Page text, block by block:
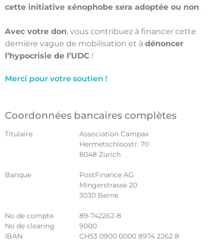
cette initiative xénophobe sera adoptée ou non.
Avec votre don, vous contribuez à financer cette
dernière vague de mobilisation et à dénoncer
l’hypocrisie de l’UDC !
Merci pour votre soutien !
Coordonnées bancaires complètes
Titulaire
Association Campax
Hermetschloostr. 70
8048 Zurich
Banque
PostFinance AG
Mingerstrasse 20
3030 Berne
No de compte
89-742262-8
No de clearing
9000
IBAN
CH53 0900 0000 8974 2262 8